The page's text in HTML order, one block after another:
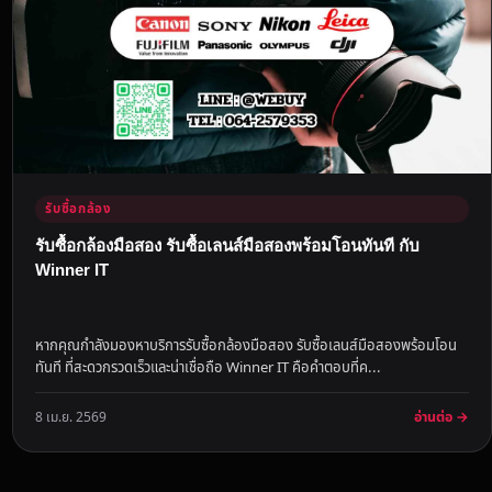
รับซื้อกล้อง
รับซื้อกล้องมือสอง รับซื้อเลนส์มือสองพร้อมโอนทันที กับ
Winner IT
หากคุณกำลังมองหาบริการรับซื้อกล้องมือสอง รับซื้อเลนส์มือสองพร้อมโอน
ทันที ที่สะดวกรวดเร็วและน่าเชื่อถือ Winner IT คือคำตอบที่ค...
8 เม.ย. 2569 อ่านต่อ →